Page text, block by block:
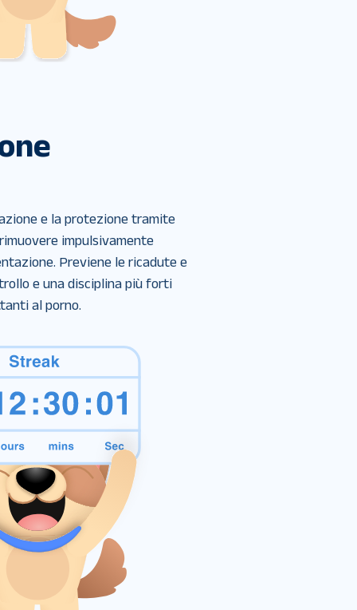
e la protezione tramite
impulsivamente
Previene le ricadute e
e una disciplina più forti
al porno.